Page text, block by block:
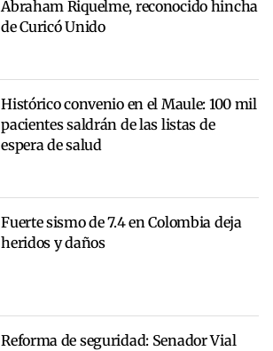
Abraham Riquelme, reconocido hincha
de Curicó Unido
Histórico convenio en el Maule: 100 mil
pacientes saldrán de las listas de
espera de salud
Fuerte sismo de 7.4 en Colombia deja
heridos y daños
Reforma de seguridad: Senador Vial